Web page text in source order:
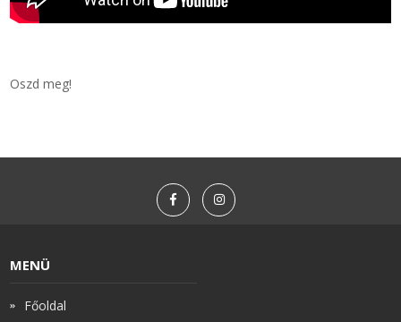
Oszd meg!
MENÜ
Főoldal